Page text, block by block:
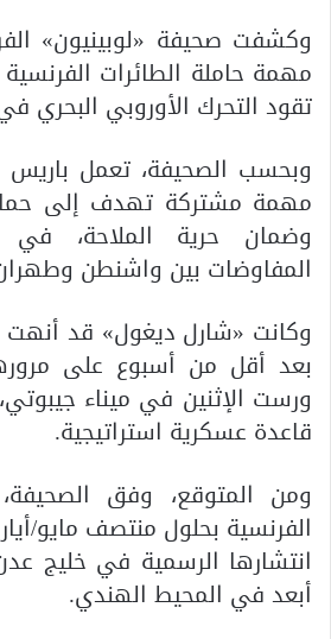
وكشفت صحيفة «لوبينيون»
مهمة حاملة الطائرات
تقود التحرك الأوروبي البحري
وبحسب الصحيفة، تعمل
مهمة مشتركة تهدف إلى
وضمان حرية الملاحة،
المفاوضات بين واشنطن
وكانت «شارل ديغول» قد أنهت
بعد أقل من أسبوع على
ورست الإثنين في ميناء
قاعدة عسكرية استراتيجية.
ومن المتوقع، وفق
الفرنسية بحلول منتصف مايو/
انتشارها الرسمية في خليج
أبعد في المحيط الهندي.